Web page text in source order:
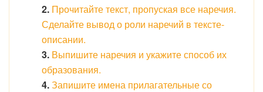
2. Прочитайте текст, пропуская все наречия.
Сделайте вывод о роли наречий в тексте-
описании.
3. Выпишите наречия и укажите способ их
образования.
4.Запишите имена прилагательные со